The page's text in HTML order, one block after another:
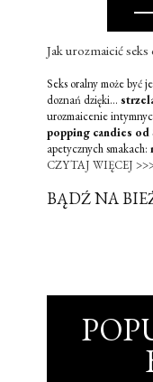
Jak urozmaicić seks
Seks oralny może być
doznań dzięki...
urozmaicenie
popping candies od
apetycznych smakach:
CZYTAJ WIĘCEJ
BĄDŹ NA